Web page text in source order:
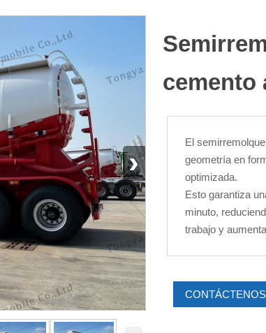
›
cemento
El
geometría en
optimizada.
Esto garantiza
minuto,
trabajo y
CONTÁCTENOS